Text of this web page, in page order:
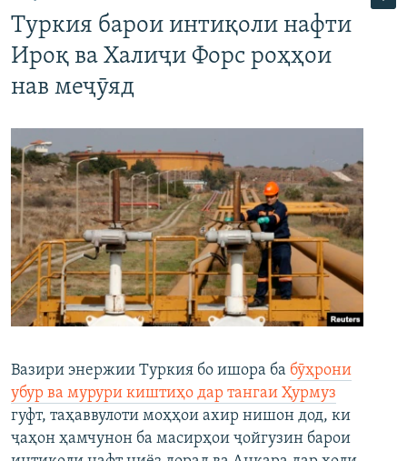
Туркия барои интиқоли нафти
Ироқ ва Халиҷи Форс роҳҳои
нав меҷӯяд
Вазири энержии Туркия бо ишора ба бӯҳрони
убур ва мурури киштиҳо дар тангаи Ҳурмуз
гуфт, таҳаввулоти моҳҳои ахир нишон дод, ки
ҷаҳон ҳамчунон ба масирҳои ҷойгузин барои